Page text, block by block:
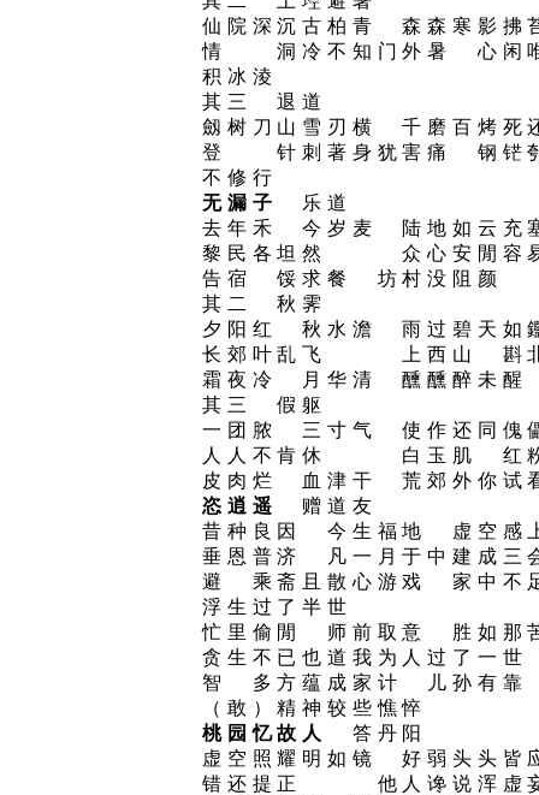
仙院深沉古柏青 森森寒影
情 洞冷不知门外暑 心闲
积冰淩
其三 退道
劔树刀山雪刃横 千磨百烤
登 针刺著身犹害痛 钢铓
不修行
无漏子
乐道
去年禾 今岁麦 陆地如云
黎民各坦然 众心安閒容
告宿 馁求餐 坊村没阻颜
其二 秋霁
夕阳红 秋水澹 雨过碧天
长郊叶乱飞 上西山 斟
霜夜冷 月华清 醺醺醉未醒
其三 假躯
一团脓 三寸气 使作还同
人人不肯休 白玉肌 红
皮肉烂 血津干 荒郊外你试
恣逍遥
赠道友
昔种良因 今生福地 虚空
垂恩普济 凡一月于中建成
避 乘斋且散心游戏 家中
浮生过了半世
忙里偷閒 师前取意 胜如
贪生不已也道我为人过了
智 多方蕴成家计 儿孙有
（敢）精神较些憔悴
桃园忆故人
答丹阳
虚空照耀明如镜 好弱头头
错还提正 他人谗说浑虚